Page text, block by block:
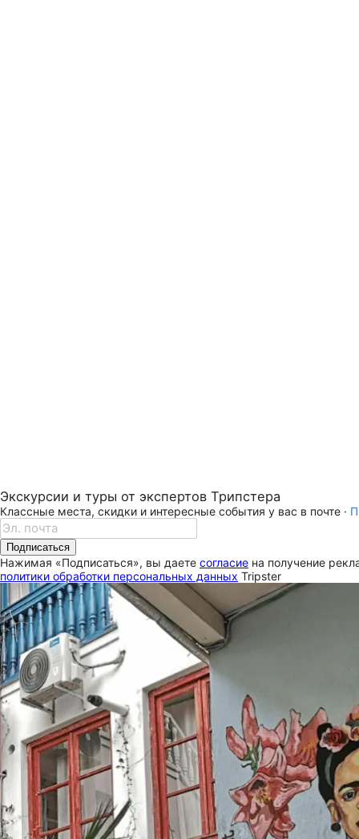
Экскурсии и туры от экспертов Трипстера
Классные места, скидки и интересные события у вас в почте ·
Подписаться
Нажимая «Подписаться», вы даете согласие на получение
политики обработки персональных данных Tripster